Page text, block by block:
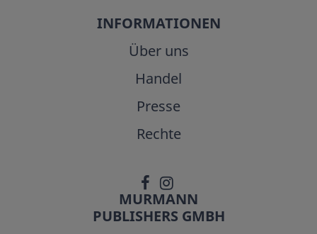
INFORMATIONEN
Über uns
Handel
Presse
Rechte
MURMANN
PUBLISHERS GMBH